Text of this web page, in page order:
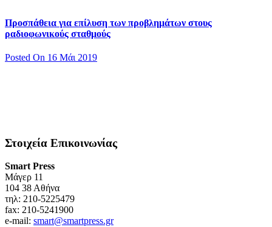
Προσπάθεια για επίλυση των προβλημάτων στους
ραδιοφωνικούς σταθμούς
Posted On 16 Μάι 2019
Στοιχεία Επικοινωνίας
Smart Press
Mάγερ 11
104 38 Αθήνα
τηλ: 210-5225479
fax: 210-5241900
e-mail: smart@smartpress.gr